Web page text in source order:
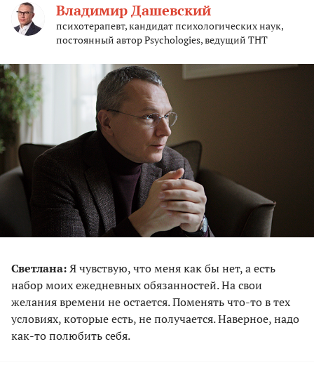
Владимир Дашевский
психотерапевт, кандидат психологических наук,
постоянный автор Psychologies, ведущий ТНТ
Светлана:Я чувствую, что меня как бы нет, а есть
набор моих ежедневных обязанностей. На свои
желания времени не остается. Поменять что-то в тех
условиях, которые есть, не получается. Наверное, надо
как-то полюбить себя.